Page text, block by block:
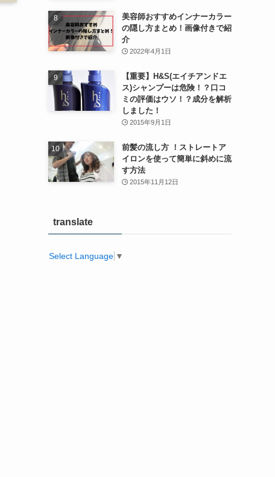
美容師おすすめインナーカラー
の隠し方まとめ！画像付きで紹
介
2022年4月1日
【重要】H&S(エイチアンドエ
ス)シャンプーは危険！？口コ
ミの評価はウソ！？成分を解析
しました！
2015年9月1日
前髪の流し方 ！ストレートア
イロンを使って簡単に斜めに流
す方法
2015年11月12日
translate
Select Language ▼